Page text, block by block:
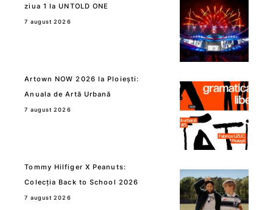
ziua 1 la UNTOLD ONE
7 august 2026
Artown NOW 2026 la Ploiești:
Anuala de Artă Urbană
7 august 2026
Tommy Hilfiger X Peanuts:
Colecția Back to School 2026
7 august 2026